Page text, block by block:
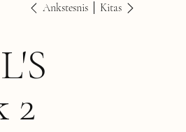
Ankstesnis Kitas
2